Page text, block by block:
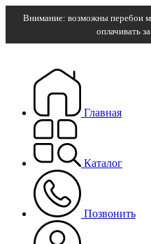
Внимание: возможны перебои
оплачивать
Главная
Каталог
Позвонить